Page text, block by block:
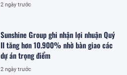
2 ngày trước
Sunshine Group ghi nhận lợi nhuận Quý
II tăng hơn 10.900% nhờ bàn giao các
dự án trọng điểm
2 ngày trước